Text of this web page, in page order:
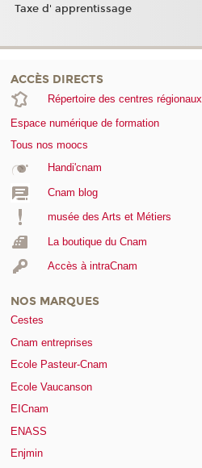
Taxe d' apprentissage
ACCÈS DIRECTS
Répertoire des centres régionaux
Espace numérique de formation
Tous nos moocs
Handi'cnam
Cnam blog
musée des Arts et Métiers
La boutique du Cnam
Accès à intraCnam
NOS MARQUES
Cestes
Cnam entreprises
Ecole Pasteur-Cnam
Ecole Vaucanson
EICnam
ENASS
Enjmin